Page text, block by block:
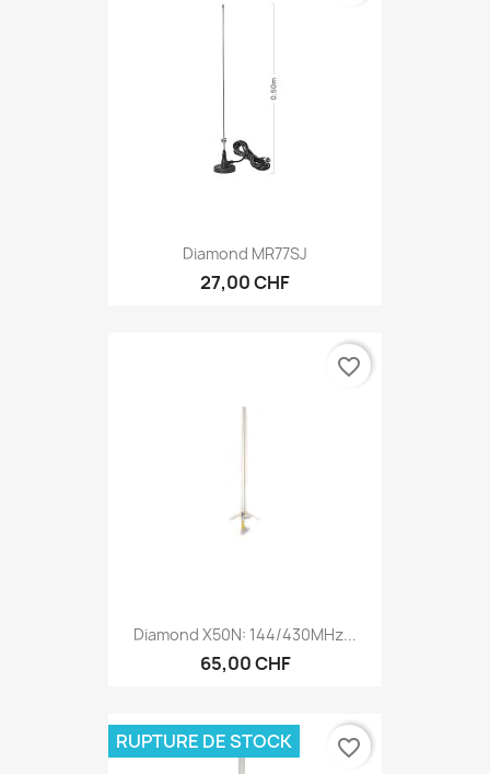
Diamond MR77SJ
27,00 CHF
Diamond X50N: 144/430MHz...
65,00 CHF
favorite_border
RUPTURE DE STOCK favorite_border